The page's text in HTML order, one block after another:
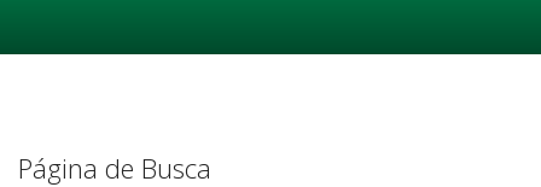
Página de Busca